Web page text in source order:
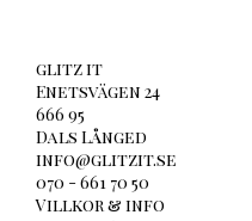
glitz it
Enetsvägen 24
666 95
Dals Långed
info@glitzit.se
070 - 661 70 50
Villkor & info